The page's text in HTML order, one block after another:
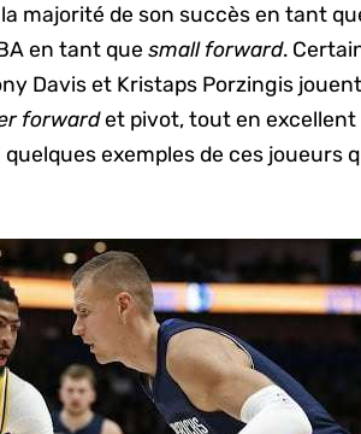
majorité de son succès en tant
en tant quesmall forward.
Davis et Kristaps Porzingis
forwardet pivot, tout en excellent
exemples de ces joueurs